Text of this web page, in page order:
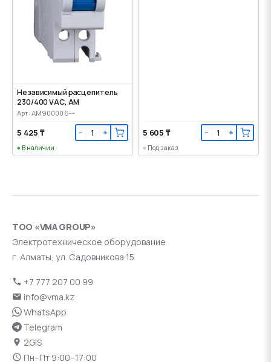
Независимый расцепитель
230/400 VАС, AM
Арт: AM900006--
5 425 ₸ − +
В наличии
5 605 ₸ − +
Под заказ
ТОО «VMA GROUP»
Электротехническое оборудование
г. Алматы, ул. Садовникова 15
+7 777 207 00 99
info@vma.kz
WhatsApp
Telegram
2GIS
Пн–Пт 9:00–17:00